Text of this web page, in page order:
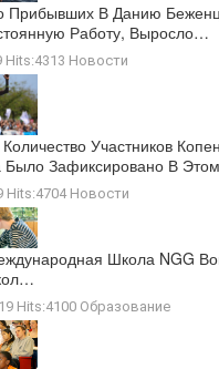
Прибывших В Данию
Работу, Выросло…
Hits:4313 Новости
Участников
Зафиксировано В
Hits:4704 Новости
Школа NGG
Hits:4100 Образование